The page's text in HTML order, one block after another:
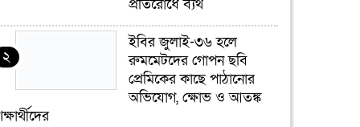
প্রতিরোধে ব্যর্থ
২
ইবির জুলাই-৩৬ হলে
রুমমেটদের গোপন ছবি
প্রেমিকের কাছে পাঠানোর
অভিযোগ, ক্ষোভ ও আতঙ্ক